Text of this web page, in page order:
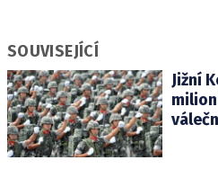
SOUVISEJÍCÍ
Jižní